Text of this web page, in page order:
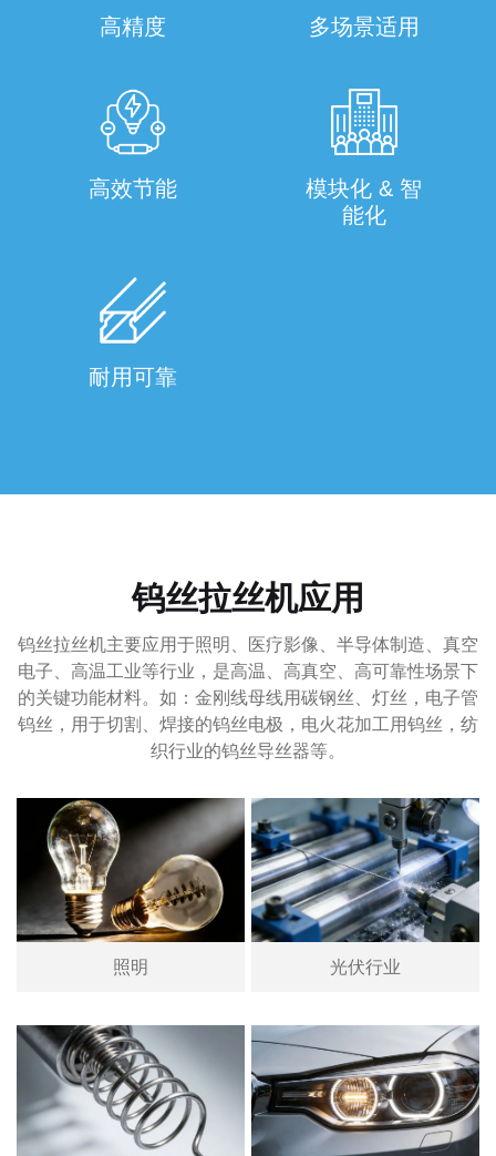
高精度 多场景适用
高效节能
模块化 & 智
能化
耐用可靠
钨丝拉丝机应用
钨丝拉丝机主要应用于照明、医疗影像、半导体制造、真空
电子、高温工业等行业，是高温、高真空、高可靠性场景下
的关键功能材料。如：金刚线母线用碳钢丝、灯丝，电子管
钨丝，用于切割、焊接的钨丝电极，电火花加工用钨丝，纺
织行业的钨丝导丝器等。
照明 光伏行业